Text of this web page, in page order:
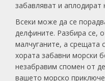
забавляват и аплодират
Всеки може да се
делфините. Разбира се,
малчуганите, а срещата
хората забавни морски
незабравим спомен от
вашето морско